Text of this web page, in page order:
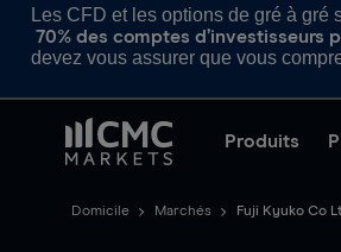
Les CFD et les options de gré à gré
70% des comptes d’investisseurs
devez vous assurer que vous
Produits
Domicile Marchés Fuji Kyuko Co